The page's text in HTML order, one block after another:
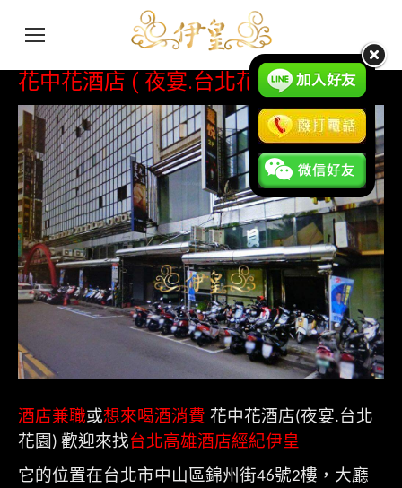
花中花酒店 ( 夜宴.台北花園 )
酒店兼職或想來喝酒消費 花中花酒店(夜宴.台北
花園 ) 歡迎來找台北高雄酒店經紀伊皇
它的位置在台北市中山區錦州街46號2樓，大廳